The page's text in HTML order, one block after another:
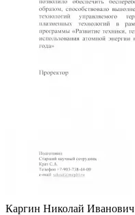
Каргин Николай Иванович